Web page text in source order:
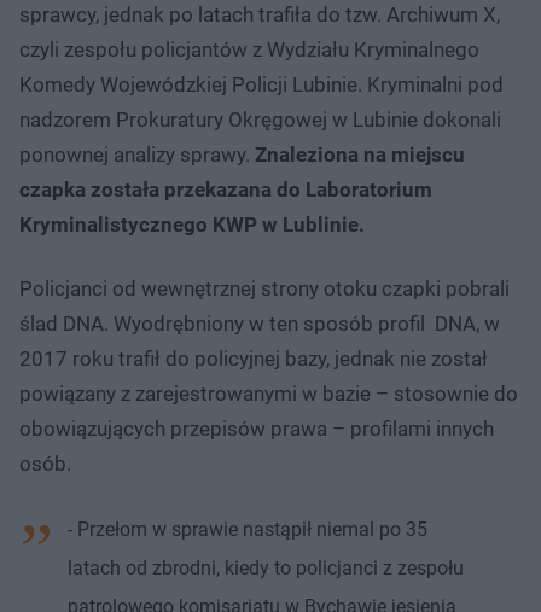
sprawcy, jednak po latach trafiła do tzw. Archiwum X,
czyli zespołu policjantów z Wydziału Kryminalnego
Komedy Wojewódzkiej Policji Lubinie. Kryminalni pod
nadzorem Prokuratury Okręgowej w Lubinie dokonali
ponownej analizy sprawy. Znaleziona na miejscu
czapka została przekazana do Laboratorium
Kryminalistycznego KWP w Lublinie.
Policjanci od wewnętrznej strony otoku czapki pobrali
ślad DNA. Wyodrębniony w ten sposób profil DNA, w
2017 roku trafił do policyjnej bazy, jednak nie został
powiązany z zarejestrowanymi w bazie – stosownie do
obowiązujących przepisów prawa – profilami innych
osób.
- Przełom w sprawie nastąpił niemal po 35
latach od zbrodni, kiedy to policjanci z zespołu
patrolowego komisariatu w Bychawie jesienią